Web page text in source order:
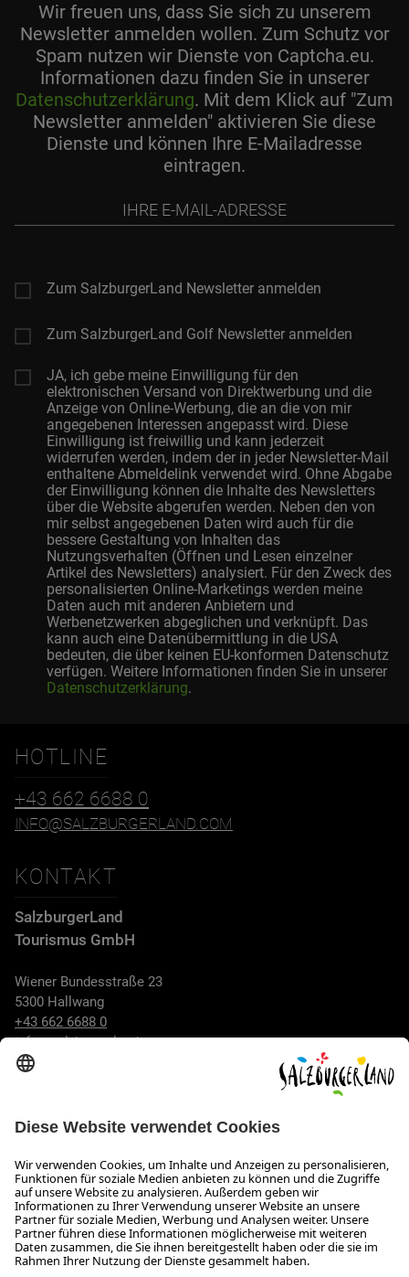
Wir freuen uns, dass Sie sich zu unserem
Newsletter anmelden wollen. Zum Schutz vor
Spam nutzen wir Dienste von Captcha.eu.
Informationen dazu finden Sie in unserer
Datenschutzerklärung. Mit dem Klick auf "Zum
Newsletter anmelden" aktivieren Sie diese
Dienste und können Ihre E-Mailadresse
eintragen.
Mail-
Zum SalzburgerLand Newsletter anmelden
Zum SalzburgerLand Golf Newsletter anmelden
JA, ich gebe meine Einwilligung für den
elektronischen Versand von Direktwerbung und die
Anzeige von Online-Werbung, die an die von mir
angegebenen Interessen angepasst wird. Diese
Einwilligung ist freiwillig und kann jederzeit
widerrufen werden, indem der in jeder Newsletter-Mail
enthaltene Abmeldelink verwendet wird. Ohne Abgabe
der Einwilligung können die Inhalte des Newsletters
über die Website abgerufen werden. Neben den von
mir selbst angegebenen Daten wird auch für die
bessere Gestaltung von Inhalten das
Nutzungsverhalten (Öffnen und Lesen einzelner
Artikel des Newsletters) analysiert. Für den Zweck des
personalisierten Online-Marketings werden meine
Daten auch mit anderen Anbietern und
Werbenetzwerken abgeglichen und verknüpft. Das
kann auch eine Datenübermittlung in die USA
bedeuten, die über keinen EU-konformen Datenschutz
verfügen. Weitere Informationen finden Sie in unserer
Datenschutzerklärung.
HOTLINE
+43 662 6688 0
INFO@SALZBURGERLAND.COM
KONTAKT
SalzburgerLand
Tourismus GmbH
Wiener Bundesstraße 23
5300 Hallwang
+43 662 6688 0
info@salzburgerland.com
Wir freuen uns auf Ihre Anfrage!
Gerne stehen wir Ihnen von Montag bis Donnerstag von 08:00
bis 17:30 Uhr und am Freitag von 08:00 bis 17:00 Uhr zur
Verfügung.